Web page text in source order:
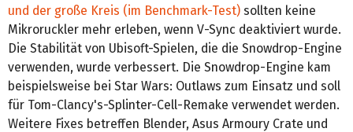
und der große Kreis (im Benchmark-Test) sollten keine
Mikroruckler mehr erleben, wenn V-Sync deaktiviert wurde.
Die Stabilität von Ubisoft-Spielen, die die Snowdrop-Engine
verwenden, wurde verbessert. Die Snowdrop-Engine kam
beispielsweise bei Star Wars: Outlaws zum Einsatz und soll
für Tom-Clancy's-Splinter-Cell-Remake verwendet werden.
Weitere Fixes betreffen Blender, Asus Armoury Crate und